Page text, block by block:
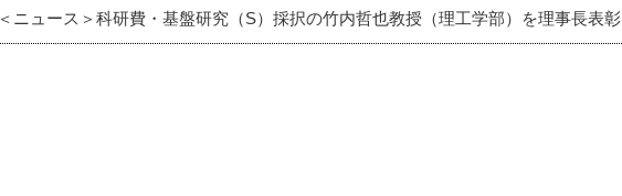
＜ニュース＞科研費・基盤研究（S）採択の竹内哲也教授（理工学部）を理事長表彰